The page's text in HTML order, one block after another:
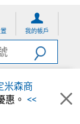
我的帳戶
米森商
惠。 <<